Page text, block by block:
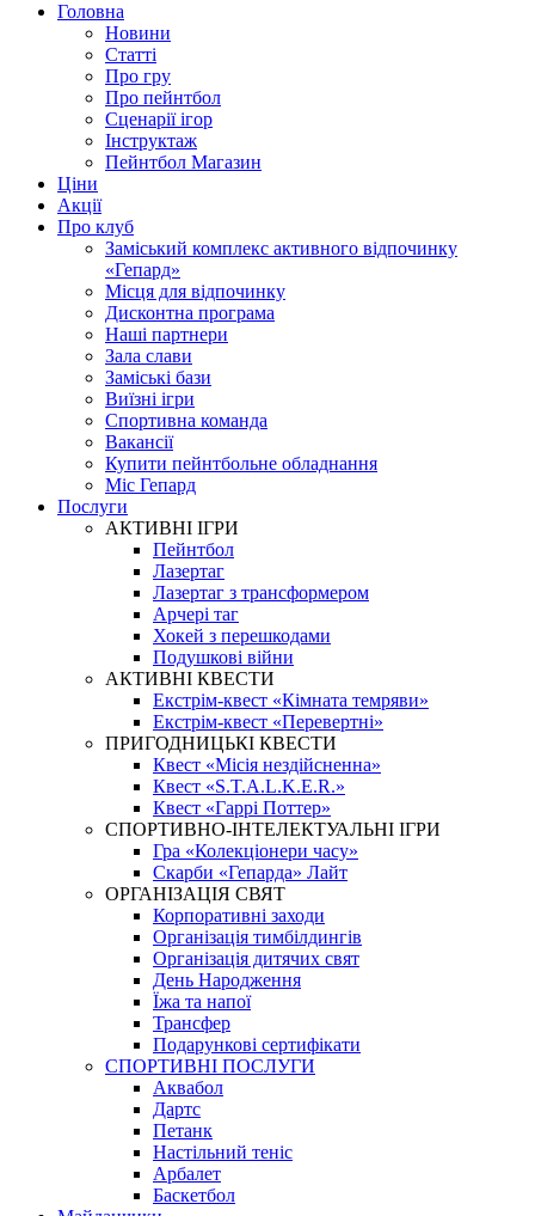
Головна
Новини
Статті
Про гру
Про пейнтбол
Сценарії ігор
Інструктаж
Пейнтбол Магазин
Ціни
Акції
Про клуб
Заміський комплекс активного відпочинку
«Гепард»
Місця для відпочинку
Дисконтна програма
Наші партнери
Зала слави
Заміські бази
Виїзні ігри
Спортивна команда
Вакансії
Купити пейнтбольне обладнання
Міс Гепард
Послуги
АКТИВНІ ІГРИ
Пейнтбол
Лазертаг
Лазертаг з трансформером
Арчері таг
Хокей з перешкодами
Подушкові війни
АКТИВНІ КВЕСТИ
Екстрім-квест «Кімната темряви»
Екстрім-квест «Перевертні»
ПРИГОДНИЦЬКІ КВЕСТИ
Квест «Місія нездійсненна»
Квест «S.T.A.L.K.E.R.»
Квест «Гаррі Поттер»
СПОРТИВНО-ІНТЕЛЕКТУАЛЬНІ ІГРИ
Гра «Колекціонери часу»
Скарби «Гепарда» Лайт
ОРГАНІЗАЦІЯ СВЯТ
Корпоративні заходи
Організація тимбілдингів
Організація дитячих свят
День Народження
Їжа та напої
Трансфер
Подарункові сертифікати
СПОРТИВНІ ПОСЛУГИ
Аквабол
Дартс
Петанк
Настільний теніс
Арбалет
Баскетбол